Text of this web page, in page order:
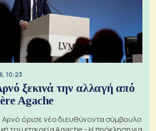
10:23
ξεκινά την αλλαγή από
Agache
Αρνό όρισε νέο διευθύνοντα σύμβουλο